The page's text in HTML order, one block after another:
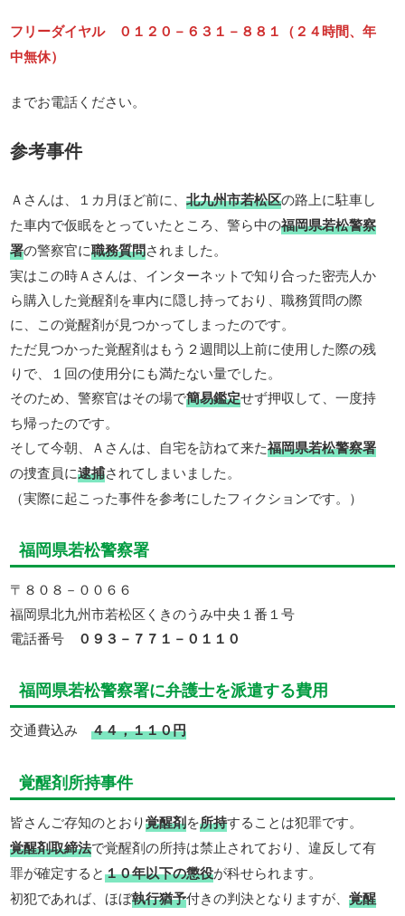
フリーダイヤル ０１２０－６３１－８８１（２４時間、年
中無休）
までお電話ください。
参考事件
Ａさんは、１カ月ほど前に、北九州市若松区の路上に駐車し
た車内で仮眠をとっていたところ、警ら中の福岡県若松警察
署の警察官に職務質問されました。
実はこの時Ａさんは、インターネットで知り合った密売人か
ら購入した覚醒剤を車内に隠し持っており、職務質問の際
に、この覚醒剤が見つかってしまったのです。
ただ見つかった覚醒剤はもう２週間以上前に使用した際の残
りで、１回の使用分にも満たない量でした。
そのため、警察官はその場で簡易鑑定せず押収して、一度持
ち帰ったのです。
そして今朝、Ａさんは、自宅を訪ねて来た福岡県若松警察署
の捜査員に逮捕されてしまいました。
（実際に起こった事件を参考にしたフィクションです。）
福岡県若松警察署
〒８０８－００６６
福岡県北九州市若松区くきのうみ中央１番１号
電話番号
０９３－７７１－０１１０
福岡県若松警察署に弁護士を派遣する費用
交通費込み４４，１１０円
覚醒剤所持事件
皆さんご存知のとおり覚醒剤を所持することは犯罪です。
覚醒剤取締法で覚醒剤の所持は禁止されており、違反して有
罪が確定すると１０年以下の懲役が科せられます。
初犯であれば、ほぼ執行猶予付きの判決となりますが、覚醒